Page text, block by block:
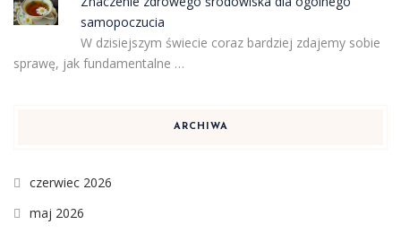
samopoczucia
W dzisiejszym świecie coraz bardziej zdajemy sobie
sprawę, jak fundamentalne …
ARCHIWA
czerwiec 2026
maj 2026